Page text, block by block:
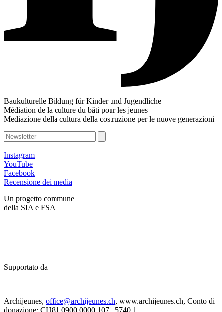
Baukulturelle Bildung für Kinder und Jugendliche
Médiation de la culture du bâti pour les jeunes
Mediazione della cultura della costruzione per le nuove generazioni
Instagram
YouTube
Facebook
Recensione dei media
Un progetto commune
della SIA e FSA
Supportato da
Archijeunes, office@archijeunes.ch, www.archijeunes.ch, Conto di
donazione: CH81 0900 0000 1071 5740 1